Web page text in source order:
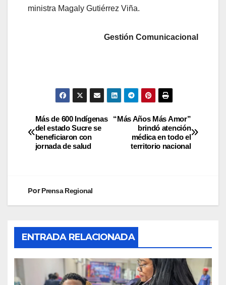
ministra Magaly Gutiérrez Viña.
Gestión Comunicacional
“Más Años Más Amor”
brindó atención
médica en todo el
territorio nacional
Más de 600 Indígenas
del estado Sucre se
beneficiaron con
jornada de salud
PorPrensa Regional
ENTRADA RELACIONADA